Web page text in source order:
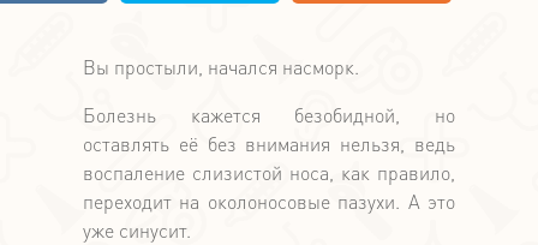
Вы простыли, начался насморк.
Болезнь кажется безобидной, но
оставлять её без внимания нельзя, ведь
воспаление слизистой носа, как правило,
переходит на околоносовые пазухи. А это
уже синусит.